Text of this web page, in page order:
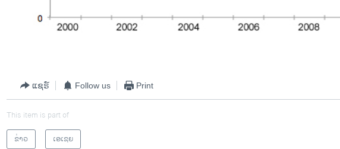
ແຊຣ໌ Follow us Print
This item is part of
ຂ່າວ
ເອເຊຍ